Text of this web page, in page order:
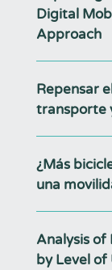
Digital
Approach
Repensar
transporte
¿Más
una
Analysis of
by Level of